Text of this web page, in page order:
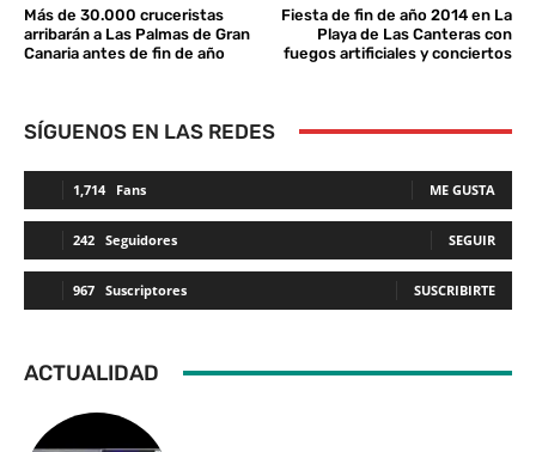
Más de 30.000 cruceristas
arribarán a Las Palmas de Gran
Canaria antes de fin de año
Fiesta de fin de año 2014 en La
Playa de Las Canteras con
fuegos artificiales y conciertos
SÍGUENOS EN LAS REDES
1,714 Fans ME GUSTA
242 Seguidores SEGUIR
967 Suscriptores SUSCRIBIRTE
ACTUALIDAD